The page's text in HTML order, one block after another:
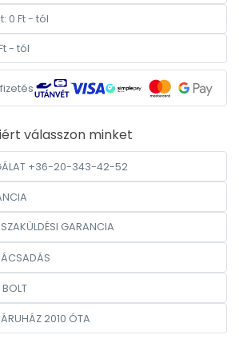
0 Ft - tól
- tól
válasszon minket
+36-20-343-42-52
GARANCIA
2010 ÓTA